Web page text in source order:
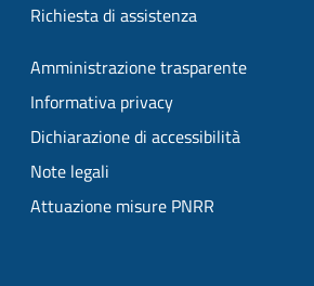
Richiesta di assistenza
Amministrazione trasparente
Informativa privacy
Dichiarazione di accessibilità
Note legali
Attuazione misure PNRR